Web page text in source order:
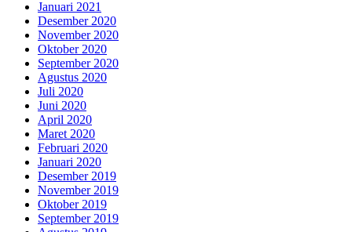
Januari 2021
Desember 2020
November 2020
Oktober 2020
September 2020
Agustus 2020
Juli 2020
Juni 2020
April 2020
Maret 2020
Februari 2020
Januari 2020
Desember 2019
November 2019
Oktober 2019
September 2019